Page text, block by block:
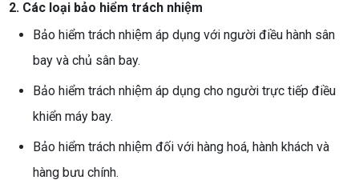
2. Các loại bảo hiểm trách nhiệm
Bảo hiểm trách nhiệm áp dụng với người điều hành sân
bay và chủ sân bay.
Bảo hiểm trách nhiệm áp dụng cho người trực tiếp điều
khiển máy bay.
Bảo hiểm trách nhiệm đối với hàng hoá, hành khách và
hàng bưu chính.